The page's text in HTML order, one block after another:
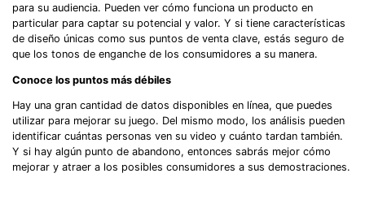
para su audiencia. Pueden ver cómo funciona un producto en
particular para captar su potencial y valor. Y si tiene características
de diseño únicas como sus puntos de venta clave, estás seguro de
que los tonos de enganche de los consumidores a su manera.
Conoce los puntos más débiles
Hay una gran cantidad de datos disponibles en línea, que puedes
utilizar para mejorar su juego. Del mismo modo, los análisis pueden
identificar cuántas personas ven su video y cuánto tardan también.
Y si hay algún punto de abandono, entonces sabrás mejor cómo
mejorar y atraer a los posibles consumidores a sus demostraciones.